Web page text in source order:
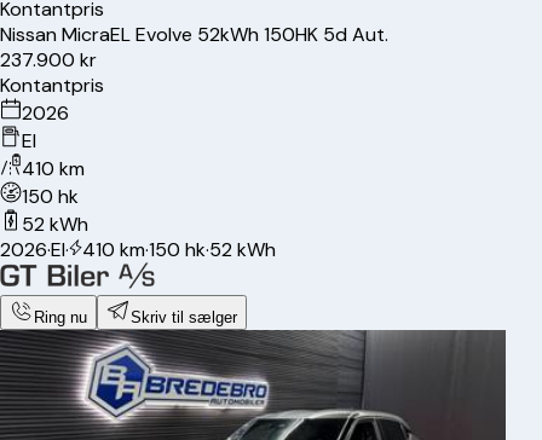
Kontantpris
NissanMicraEL Evolve 52kWh 150HK 5d Aut.
237.900 kr
Kontantpris
2026
El
410 km
150 hk
52 kWh
2026·El· 410 km·150 hk·52 kWh
Ring nu Skriv til sælger